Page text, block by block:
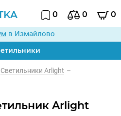
0 0 0
в Измайлово
Светильники Arlight –
Arlight